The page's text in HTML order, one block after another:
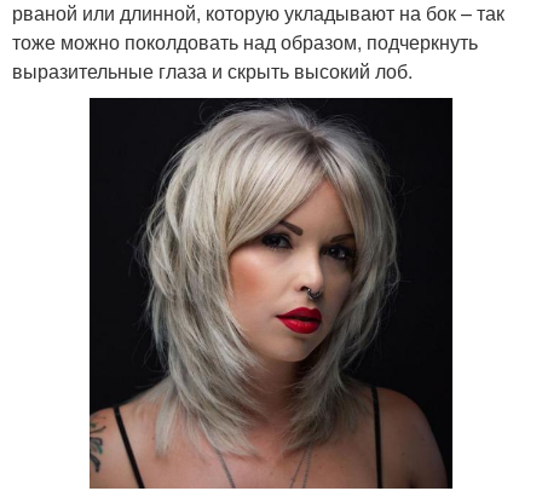
рваной или длинной, которую укладывают на бок – так
тоже можно поколдовать над образом, подчеркнуть
выразительные глаза и скрыть высокий лоб.